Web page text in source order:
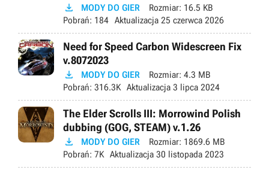
 MODY DO GIER Rozmiar: 16.5 KB
Pobrań: 184 Aktualizacja 25 czerwca 2026
Need for Speed Carbon Widescreen Fix
v.8072023
 MODY DO GIER Rozmiar: 4.3 MB
Pobrań: 316.3K Aktualizacja 3 lipca 2024
The Elder Scrolls III: Morrowind Polish
dubbing (GOG, STEAM) v.1.26
 MODY DO GIER Rozmiar: 1869.6 MB
Pobrań: 7K Aktualizacja 30 listopada 2023